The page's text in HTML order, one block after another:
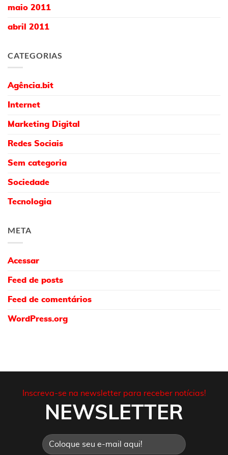
maio 2011
abril 2011
CATEGORIAS
Agência.bit
Internet
Marketing Digital
Redes Sociais
Sem categoria
Sociedade
Tecnologia
META
Acessar
Feed de posts
Feed de comentários
WordPress.org
Inscreva-se na newsletter para receber notícias!
NEWSLETTER